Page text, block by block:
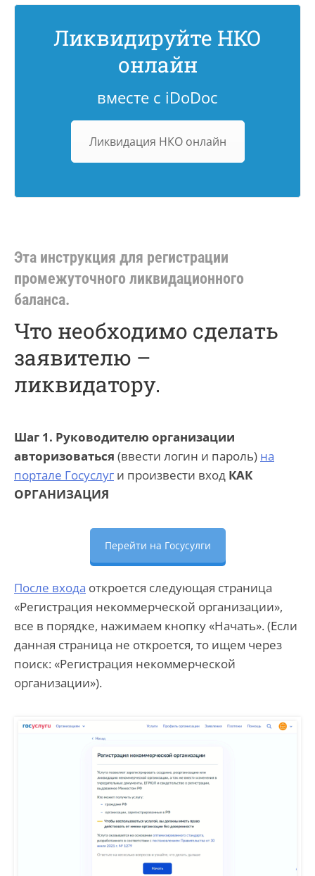
Ликвидируйте НКО
онлайн
вместе с iDoDoc
Ликвидация НКО онлайн
Эта инструкция для регистрации
промежуточного ликвидационного
баланса.
Что необходимо сделать
заявителю –
ликвидатору.
Шаг 1. Руководителю организации
авторизоваться (ввести логин и пароль) на
портале Госуслуг и произвести вход КАК
ОРГАНИЗАЦИЯ
Перейти на Госусулги
После входа откроется следующая страница
«Регистрация некоммерческой организации»,
все в порядке, нажимаем кнопку «Начать». (Если
данная страница не откроется, то ищем через
поиск: «Регистрация некоммерческой
организации»).